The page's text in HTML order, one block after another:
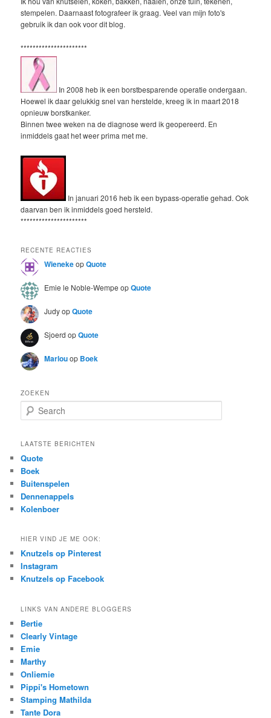
stempelen. Daarnaast fotografeer ik graag. Veel van mijn foto's
gebruik ik dan ook voor dit blog.
**********************
In 2008 heb ik een borstbesparende operatie ondergaan.
Hoewel ik daar gelukkig snel van herstelde, kreeg ik in maart 2018
opnieuw borstkanker.
Binnen twee weken na de diagnose werd ik geopereerd. En
inmiddels gaat het weer prima met me.
In januari 2016 heb ik een bypass-operatie gehad. Ook
daarvan ben ik inmiddels goed hersteld.
**********************
RECENTE REACTIES
WienekeopQuote
Emie le Noble-Wempe opQuote
JudyopQuote
Sjoerd opQuote
Marlouop Boek
ZOEKEN
e
r
h
LAATSTE BERICHTEN
Quote
Boek
Buitenspelen
Dennenappels
Kolenboer
HIER VIND JE ME OOK:
Knutzels op Pinterest
Instagram
Knutzels op Facebook
LINKS VAN ANDERE BLOGGERS
Bertie
Clearly Vintage
Emie
Marthy
Onliemie
Pippi's Hometown
Stamping Mathilda
Tante Dora